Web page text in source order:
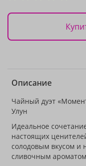
Описание
Чайный дуэт
Улун
Идеальное
настоящих
солодовым вкусом
сливочным